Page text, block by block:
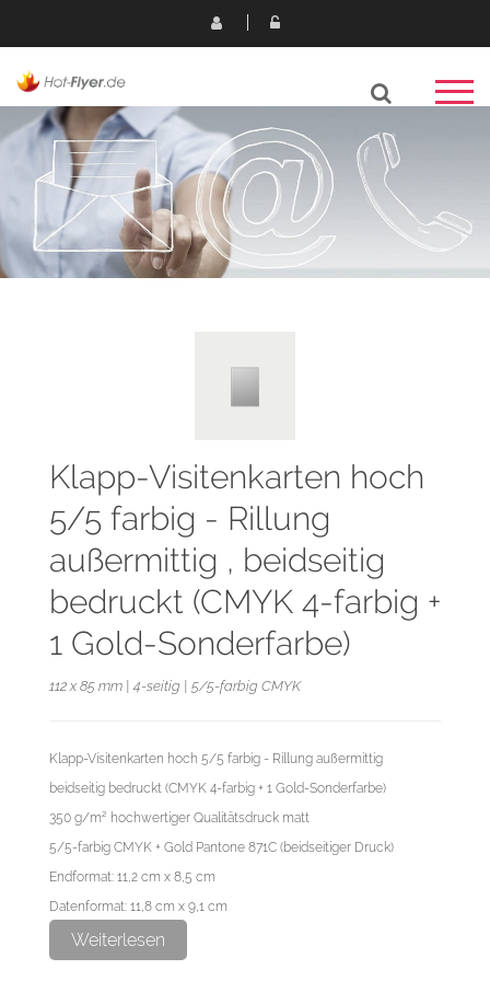
Klapp-Visitenkarten hoch
5/5 farbig - Rillung
außermittig , beidseitig
bedruckt (CMYK 4-farbig +
1 Gold-Sonderfarbe)
112 x 85 mm | 4-seitig | 5/5-farbig CMYK
Klapp-Visitenkarten hoch 5/5 farbig - Rillung außermittig
beidseitig bedruckt (CMYK 4-farbig + 1 Gold-Sonderfarbe)
350 g/m² hochwertiger Qualitätsdruck matt
5/5-farbig CMYK + Gold Pantone 871C (beidseitiger Druck)
Endformat: 11,2 cm x 8,5 cm
Datenformat: 11,8 cm x 9,1 cm
Weiterlesen